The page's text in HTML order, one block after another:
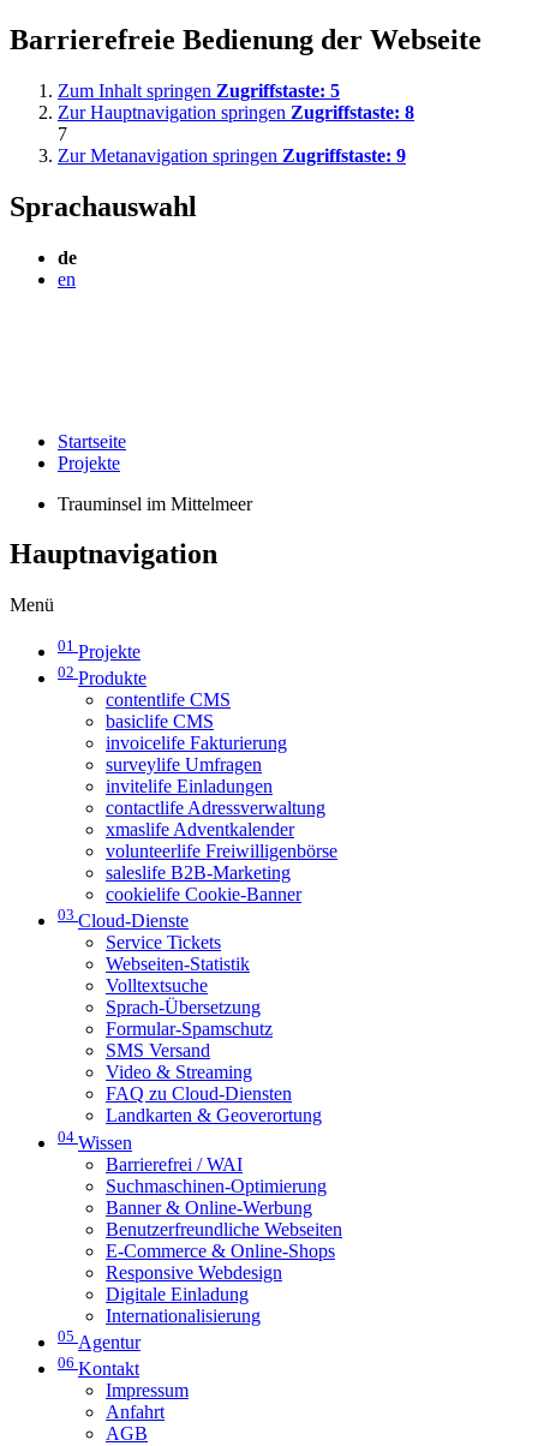
Barrierefreie Bedienung der Webseite
Zum Inhalt springen Zugriffstaste: 5
Zur Hauptnavigation springen Zugriffstaste: 8
7
Zur Metanavigation springen Zugriffstaste: 9
Sprachauswahl
de
en
Startseite
Projekte
Trauminsel im Mittelmeer
Hauptnavigation
Menü
01 Projekte
02 Produkte
contentlife CMS
basiclife CMS
invoicelife Fakturierung
surveylife Umfragen
invitelife Einladungen
contactlife Adressverwaltung
xmaslife Adventkalender
volunteerlife Freiwilligenbörse
saleslife B2B-Marketing
cookielife Cookie-Banner
03 Cloud-Dienste
Service Tickets
Webseiten-Statistik
Volltextsuche
Sprach-Übersetzung
Formular-Spamschutz
SMS Versand
Video & Streaming
FAQ zu Cloud-Diensten
Landkarten & Geoverortung
04 Wissen
Barrierefrei / WAI
Suchmaschinen-Optimierung
Banner & Online-Werbung
Benutzerfreundliche Webseiten
E-Commerce & Online-Shops
Responsive Webdesign
Digitale Einladung
Internationalisierung
05 Agentur
06 Kontakt
Impressum
Anfahrt
AGB